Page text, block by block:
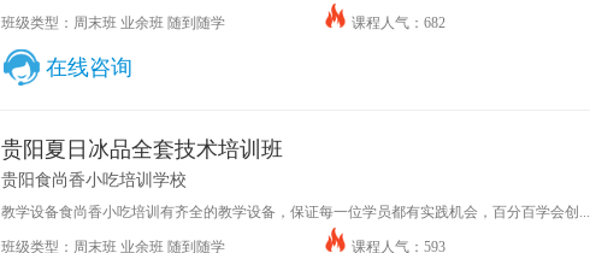
班级类型：周末班 业余班 随到随学 课程人气：682
在线咨询
贵阳夏日冰品全套技术培训班
贵阳食尚香小吃培训学校
教学设备食尚香小吃培训有齐全的教学设备，保证每一位学员都有实践机会，百分百学会创...
班级类型：周末班 业余班 随到随学 课程人气：593